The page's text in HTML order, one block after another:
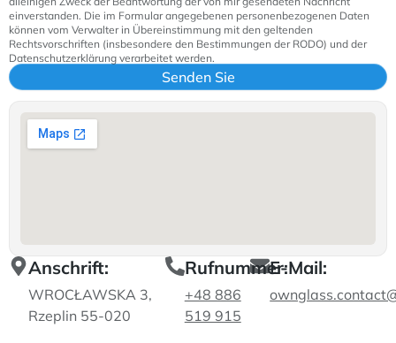
Anschrift:
WROCŁAWSKA 3,
Rzeplin 55-020
Rufnummer:
+48 886
519 915
E-Mail:
einverstanden. Die im Formular angegebenen personenbezogenen Daten
können vom Verwalter in Übereinstimmung mit den geltenden
Rechtsvorschriften (insbesondere den Bestimmungen der RODO) und der
Datenschutzerklärung verarbeitet werden.